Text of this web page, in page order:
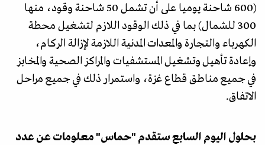
(600 شاحنة يوميا على أن تشمل 50 شاحنة وقود، منها
300 للشمال) بما في ذلك الوقود اللازم لتشغيل محطة
الكهرباء والتجارة والمعدات المدنية اللازمة لإزالة الركام،
وإعادة تأهيل وتشغيل المستشفيات والمراكز الصحية والمخابز
في جميع مناطق قطاع غزة، واستمرار ذلك في جميع مراحل
الاتفاق.
بحلول اليوم السابع ستقدم "حماس" معلومات عن عدد